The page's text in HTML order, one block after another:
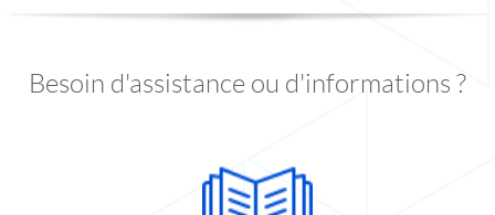
Besoin d'assistance ou d'informations ?